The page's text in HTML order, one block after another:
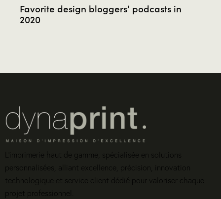
Favorite design bloggers’ podcasts in
2020
L’imprimerie haut de gamme, spécialisée en solutions
personnalisées, alliant excellence, précision, innovation
technologique et service client dédié pour valoriser chaque
projet professionnel.